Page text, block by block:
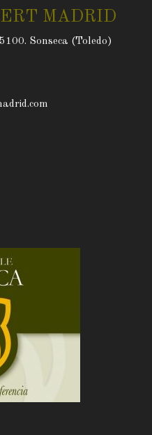
MADRID
Sonseca (Toledo)